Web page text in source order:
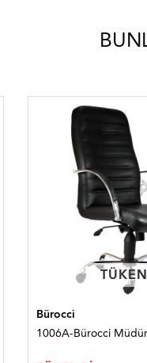
Bürocci
1006A-Bürocci